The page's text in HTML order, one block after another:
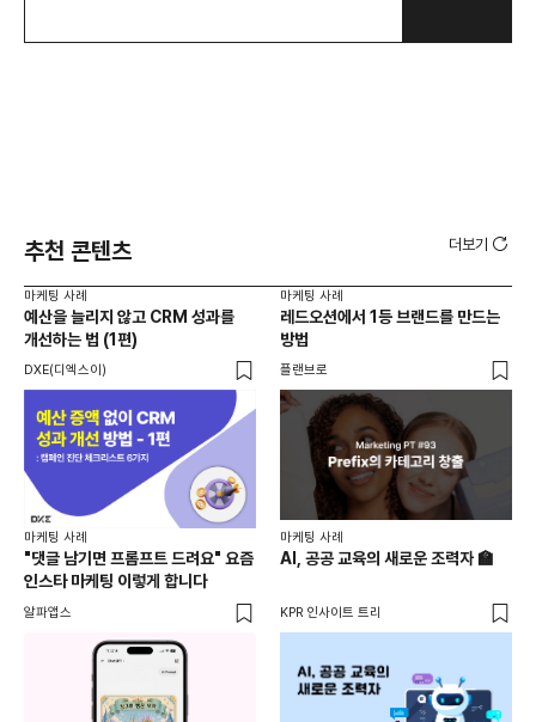
추천 콘텐츠 더보기
마케팅 사례
예산을 늘리지 않고 CRM 성과를
개선하는 법 (1편)
DXE(디엑스이)
마케팅 사례
레드오션에서 1등 브랜드를 만드는
방법
플랜브로
마케팅 사례
"댓글 남기면 프롬프트 드려요" 요즘
인스타 마케팅 이렇게 합니다
알파앱스
마케팅 사례
AI, 공공 교육의 새로운 조력자 🏫
KPR 인사이트 트리